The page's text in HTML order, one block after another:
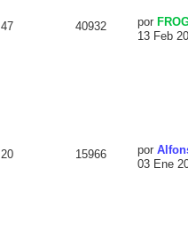
47 40932 por
13 Feb
20 15966 por
03 Ene